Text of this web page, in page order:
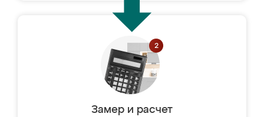
Замер и расчет